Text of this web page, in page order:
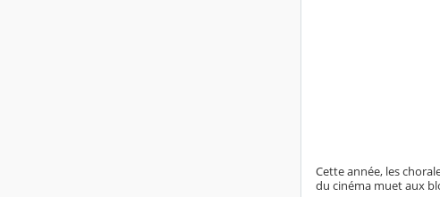
Cette année, les
du cinéma muet aux